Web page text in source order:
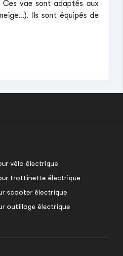
Ces vae sont adaptés aux
Ils sont équipés de
vélo électrique
trottinette électrique
scooter électrique
outillage électrique